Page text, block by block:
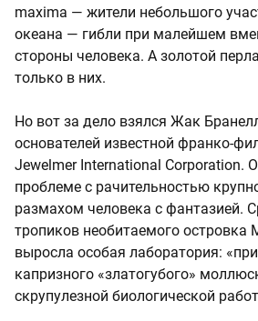
maxima — жители небольшого
океана — гибли при малейшем
стороны человека. А золотой
только в них.
Но вот за дело взялся Жак
основателей известной франко-
Jewelmer International Corporation.
проблеме с рачительностью
размахом человека с фантазией.
тропиков необитаемого островка
выросла особая лаборатория:
капризного «златогубого»
скрупулезной биологической